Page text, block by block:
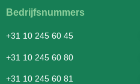
Bedrijfsnummers
+31 10 245 60 45
+31 10 245 60 80
+31 10 245 60 81